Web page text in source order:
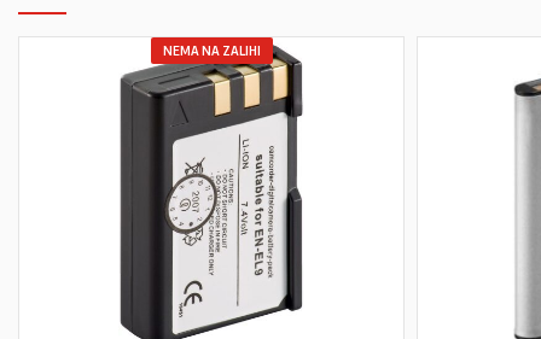
NEMA NA ZALIHI